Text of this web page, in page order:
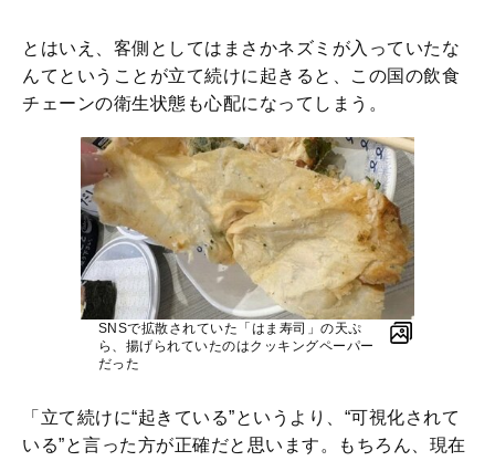
とはいえ、客側としてはまさかネズミが入っていたな
んてということが立て続けに起きると、この国の飲食
チェーンの衛生状態も心配になってしまう。
SNSで拡散されていた「はま寿司」の天ぷ
ら、揚げられていたのはクッキングペーパー
だった
「立て続けに“起きている”というより、“可視化されて
いる”と言った方が正確だと思います。もちろん、現在